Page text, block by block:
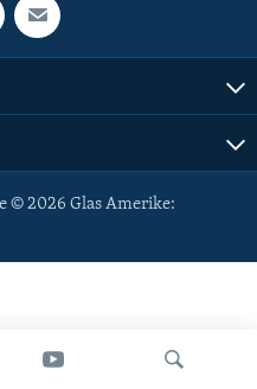
© 2026 Glas Amerike: